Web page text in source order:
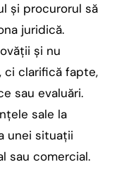
și procurorul să
juridică.
și nu
ci clarifică fapte,
sau evaluări.
sale la
unei situații
sau comercial.